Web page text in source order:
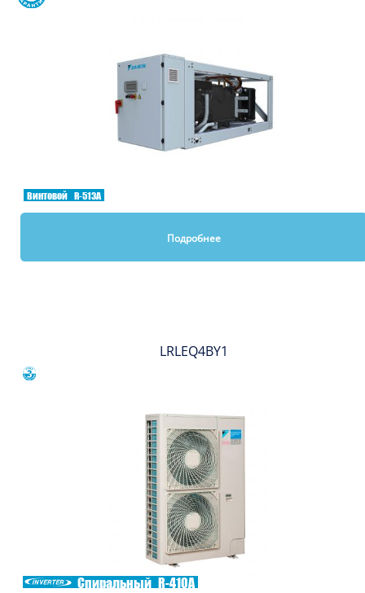
Винтовой R-513A
Подробнее
LRLEQ4BY1
Спиральный R-410A